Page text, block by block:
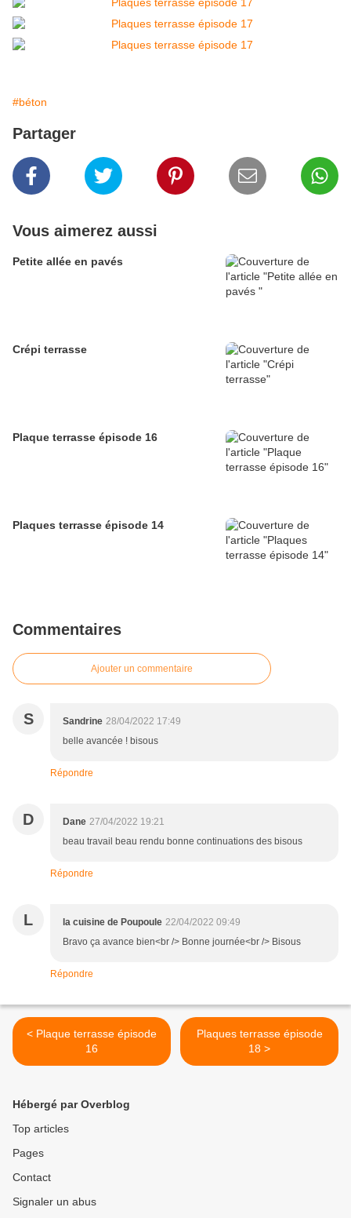
#béton
Partager
Vous aimerez aussi
Petite allée en pavés
Crépi terrasse
Plaque terrasse épisode 16
Plaques terrasse épisode 14
Commentaires
Ajouter un commentaire
S Sandrine 28/04/2022 17:49
belle avancée ! bisous
Répondre
D Dane 27/04/2022 19:21
beau travail beau rendu bonne continuations des bisous
Répondre
L la cuisine de Poupoule 22/04/2022 09:49
Bravo ça avance bien<br /> Bonne journée<br /> Bisous
Répondre
< Plaque terrasse épisode
16
Plaques terrasse épisode
18 >
Hébergé par Overblog
Top articles
Pages
Contact
Signaler un abus